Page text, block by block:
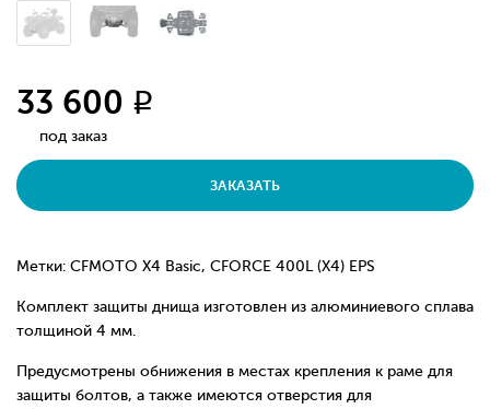
33 600 q
под заказ
ЗАКАЗАТЬ
Метки: CFMOTO X4 Basic, CFORCE 400L (X4) EPS
Комплект защиты днища изготовлен из алюминиевого сплава
толщиной 4 мм.
Предусмотрены обнижения в местах крепления к раме для
защиты болтов, а также имеются отверстия для